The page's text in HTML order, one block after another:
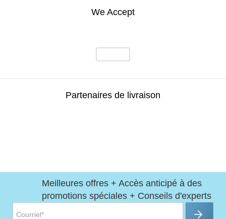
We Accept
Partenaires de livraison
Meilleures offres + Accès anticipé à des
promotions spéciales + Conseils d'experts